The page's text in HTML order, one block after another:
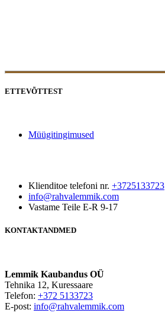
ETTEVÕTTEST
Müügitingimused
Klienditoe telefoni nr. +3725133723
info@rahvalemmik.com
Vastame Teile E-R 9-17
KONTAKTANDMED
Lemmik Kaubandus OÜ
Tehnika 12, Kuressaare
Telefon: +372 5133723
E-post: info@rahvalemmik.com